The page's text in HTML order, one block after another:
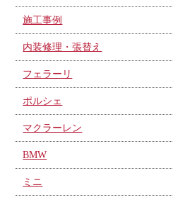
施工事例
内装修理・張替え
フェラーリ
ポルシェ
マクラーレン
BMW
ミニ